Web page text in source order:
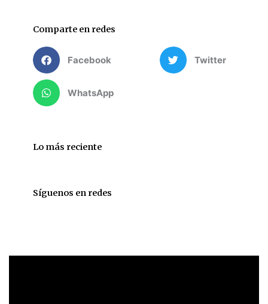
Comparte en redes
Facebook Twitter
WhatsApp
Lo más reciente
Síguenos en redes